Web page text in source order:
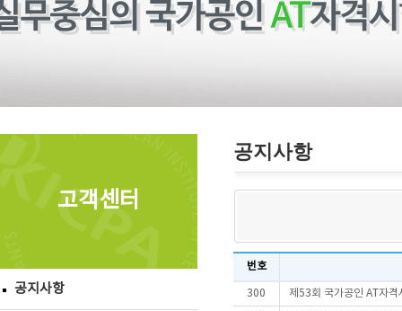
고객센터
공지사항
공지사항
번호
300 제53회 국가공인 AT자격